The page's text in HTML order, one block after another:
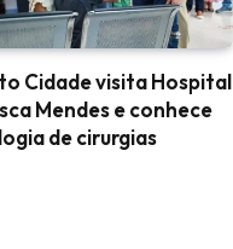
Cidade visita Hospital
Mendes e conhece
de cirurgias